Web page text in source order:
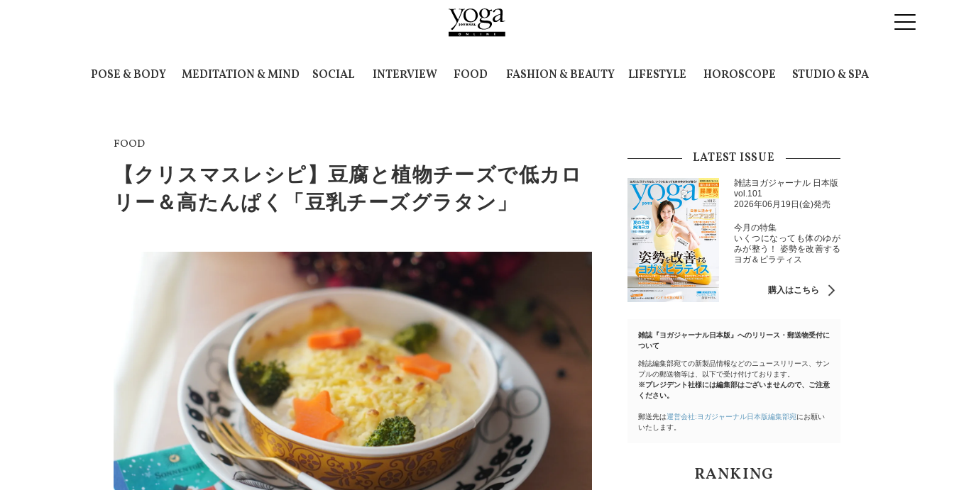
POSE & BODY MEDITATION & MIND SOCIAL INTERVIEW FOOD FASHION & BEAUTY LIFESTYLE HOROSCOPE STUDIO & SPA
FOOD
【クリスマスレシピ】豆腐と植物チーズで低カロ
リー＆高たんぱく「豆乳チーズグラタン」
LATEST ISSUE
雑誌ヨガジャーナル 日本版
vol.101
2026年06月19日(金)発売
今月の特集
いくつになっても体のゆが
みが整う！ 姿勢を改善する
ヨガ＆ピラティス
購入はこちら
雑誌『ヨガジャーナル日本版』へのリリース・郵送物受付に
ついて
雑誌編集部宛ての新製品情報などのニュースリリース、サン
プルの郵送物等は、以下で受け付けております。
※プレジデント社様には編集部はございませんので、ご注意
ください。
郵送先は運営会社:ヨガジャーナル日本版編集部宛にお願い
いたします。
RANKING